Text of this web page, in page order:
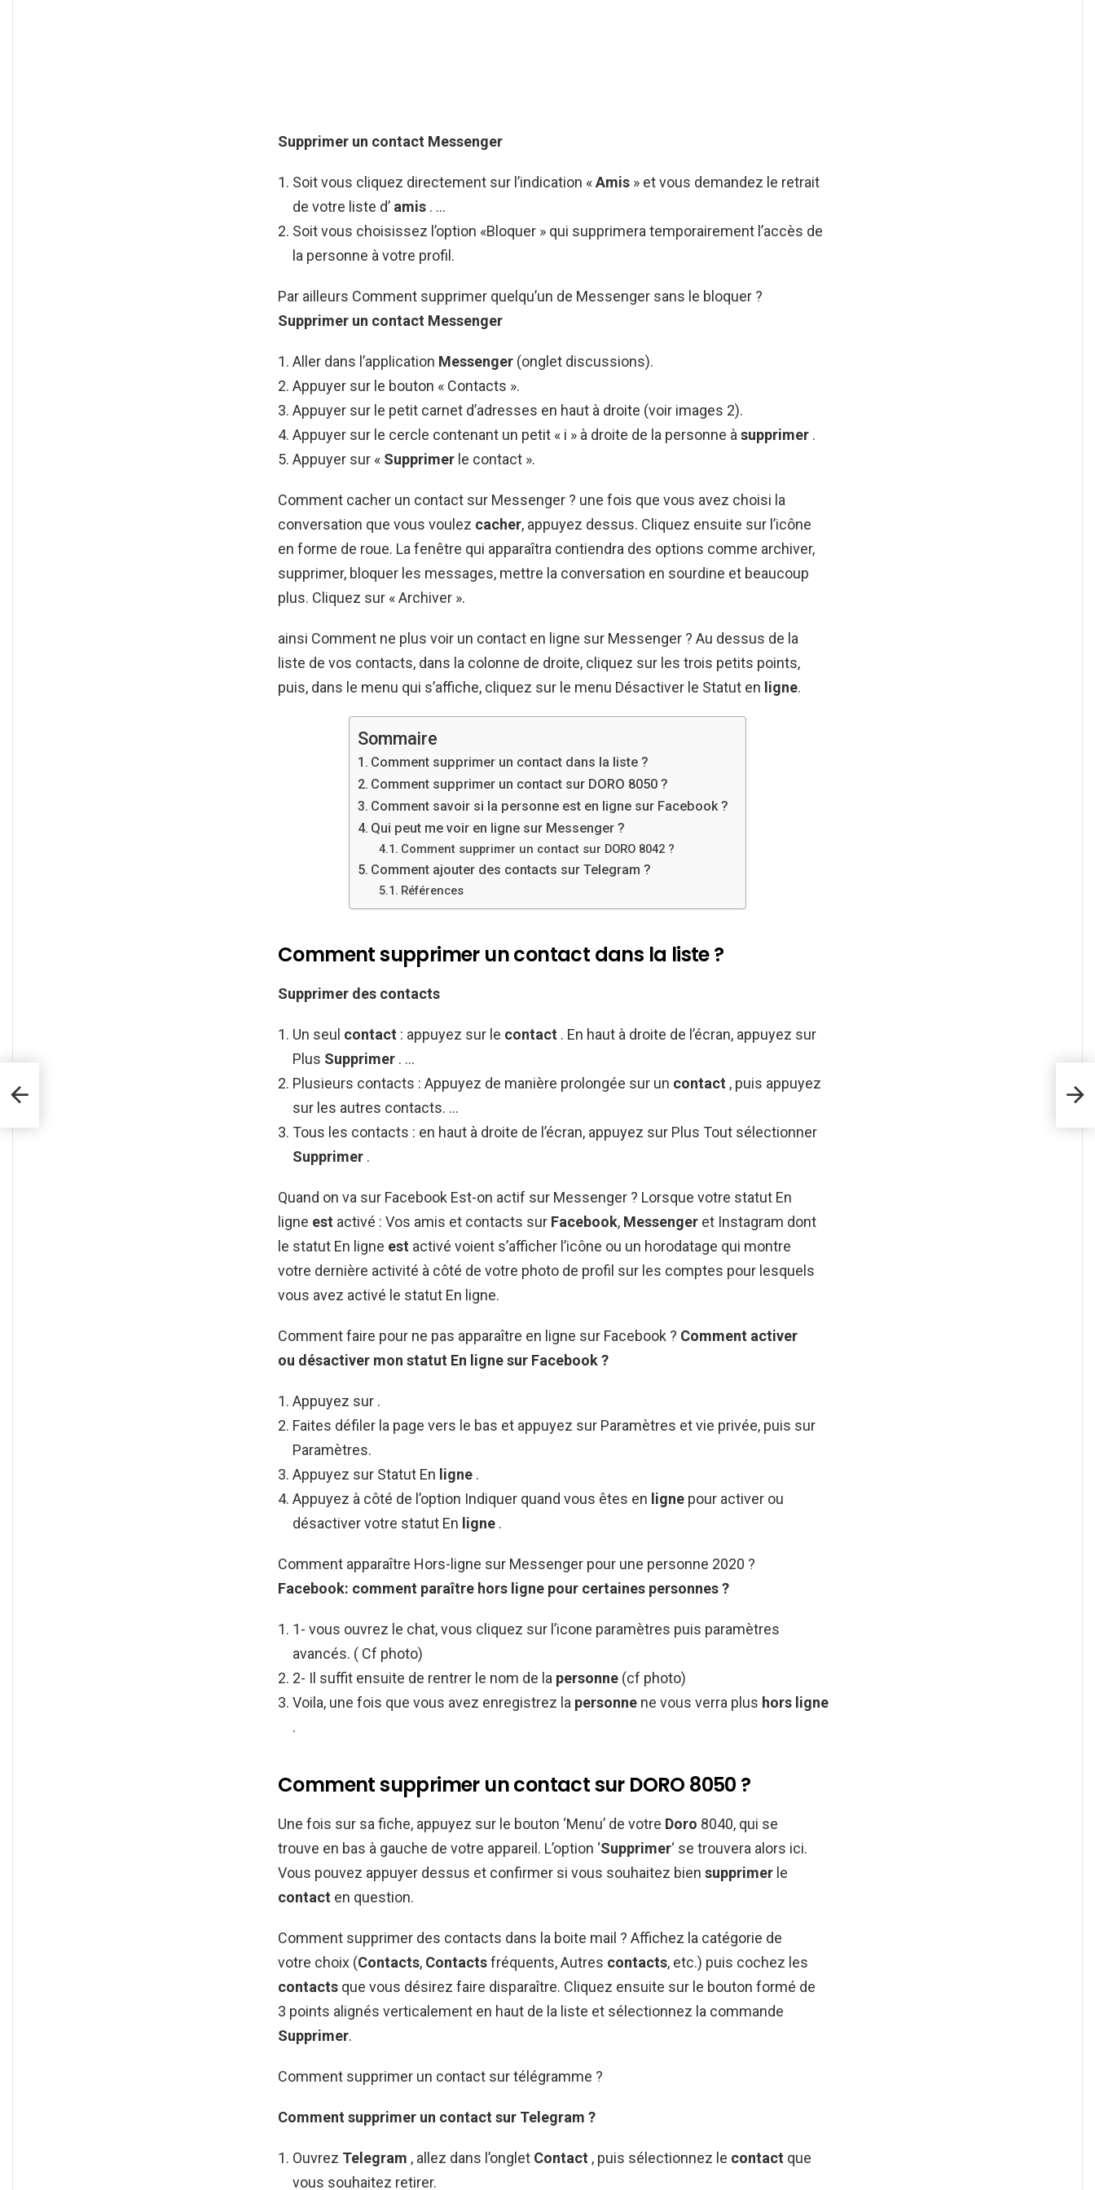
Supprimer un contact Messenger
Soit vous cliquez directement sur l’indication «Amis » et vous demandez le retrait
de votre liste d’ amis . …
Soit vous choisissez l’option «Bloquer » qui supprimera temporairement l’accès de
la personne à votre profil.
Par ailleurs Comment supprimer quelqu’un de Messenger sans le bloquer ?
Supprimer un contact Messenger
Aller dans l’application Messenger (onglet discussions).
Appuyer sur le bouton « Contacts ».
Appuyer sur le petit carnet d’adresses en haut à droite (voir images 2).
Appuyer sur le cercle contenant un petit « i » à droite de la personne à supprimer .
Appuyer sur « Supprimer le contact ».
Comment cacher un contact sur Messenger ? une fois que vous avez choisi la
conversation que vous voulez cacher, appuyez dessus. Cliquez ensuite sur l’icône
en forme de roue. La fenêtre qui apparaîtra contiendra des options comme archiver,
supprimer, bloquer les messages, mettre la conversation en sourdine et beaucoup
plus. Cliquez sur « Archiver ».
ainsi Comment ne plus voir un contact en ligne sur Messenger ? Au dessus de la
liste de vos contacts, dans la colonne de droite, cliquez sur les trois petits points,
puis, dans le menu qui s’affiche, cliquez sur le menu Désactiver le Statut en ligne.
Sommaire
Comment supprimer un contact dans la liste ?
Comment supprimer un contact sur DORO 8050 ?
Comment savoir si la personne est en ligne sur Facebook ?
Qui peut me voir en ligne sur Messenger ?
Comment supprimer un contact sur DORO 8042 ?
Comment ajouter des contacts sur Telegram ?
Références
Comment supprimer un contact dans la liste ?
Supprimer des contacts
Un seul contact : appuyez sur le contact . En haut à droite de l’écran, appuyez sur
Plus Supprimer . …
Plusieurs contacts : Appuyez de manière prolongée sur un contact , puis appuyez
sur les autres contacts. …
Tous les contacts : en haut à droite de l’écran, appuyez sur Plus Tout sélectionner
Supprimer .
Quand on va sur Facebook Est-on actif sur Messenger ? Lorsque votre statut En
ligne est activé : Vos amis et contacts sur Facebook, Messenger et Instagram dont
le statut En ligne est activé voient s’afficher l’icône ou un horodatage qui montre
votre dernière activité à côté de votre photo de profil sur les comptes pour lesquels
vous avez activé le statut En ligne.
Comment faire pour ne pas apparaître en ligne sur Facebook ? Comment activer
ou désactiver mon statut En lignesur Facebook?
Appuyez sur .
Faites défiler la page vers le bas et appuyez sur Paramètres et vie privée, puis sur
Paramètres.
Appuyez sur Statut En ligne .
Appuyez à côté de l’option Indiquer quand vous êtes en ligne pour activer ou
désactiver votre statut En ligne .
Comment apparaître Hors-ligne sur Messenger pour une personne 2020 ?
Facebook: comment paraître hors ligne pour certaines personnes?
1- vous ouvrez le chat, vous cliquez sur l’icone paramètres puis paramètres
avancés. ( Cf photo)
2- Il suffit ensuite de rentrer le nom de la personne (cf photo)
Voila, une fois que vous avez enregistrez la personne ne vous verra plus hors ligne
.
Comment supprimer un contact sur DORO 8050 ?
Une fois sur sa fiche, appuyez sur le bouton ‘Menu’ de votre Doro 8040, qui se
trouve en bas à gauche de votre appareil. L’option ‘Supprimer‘ se trouvera alors ici.
Vous pouvez appuyer dessus et confirmer si vous souhaitez bien supprimer le
contact en question.
Comment supprimer des contacts dans la boite mail ? Affichez la catégorie de
votre choix (Contacts, Contactsfréquents, Autres contacts, etc.) puis cochez les
contacts que vous désirez faire disparaître. Cliquez ensuite sur le bouton formé de
3 points alignés verticalement en haut de la liste et sélectionnez la commande
Supprimer.
Comment supprimer un contact sur télégramme ?
Comment supprimer un contact sur Telegram ?
Ouvrez Telegram , allez dans l’onglet Contact , puis sélectionnez le contact que
vous souhaitez retirer.